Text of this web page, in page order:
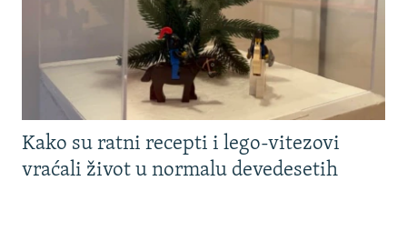
Kako su ratni recepti i lego-vitezovi
vraćali život u normalu devedesetih